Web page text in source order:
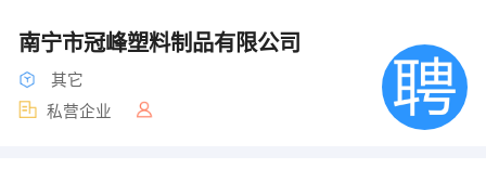
南宁市冠峰塑料制品有限公司
其它
私营企业